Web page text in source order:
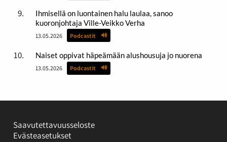
Ihmisellä on luontainen halu laulaa, sanoo
kuoronjohtaja Ville-Veikko Verha
13.05.2026 Podcastit
Naiset oppivat häpeämään alushousuja jo nuorena
13.05.2026 Podcastit
Saavutettavuusseloste
Evästeasetukset